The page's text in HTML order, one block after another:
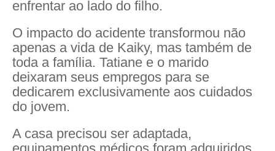
enfrentar ao lado do filho.
O impacto do acidente transformou não
apenas a vida de Kaiky, mas também de
toda a família. Tatiane e o marido
deixaram seus empregos para se
dedicarem exclusivamente aos cuidados
do jovem.
A casa precisou ser adaptada,